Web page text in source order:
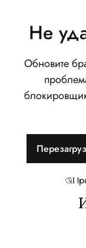
Не
Обновите